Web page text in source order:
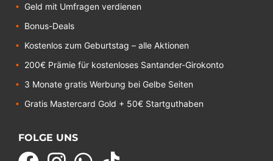
Geld mit Umfragen verdienen
Bonus-Deals
Kostenlos zum Geburtstag – alle Aktionen
200€ Prämie für kostenloses Santander-Girokonto
3 Monate gratis Werbung bei Gelbe Seiten
Gratis Mastercard Gold + 50€ Startguthaben
FOLGE UNS